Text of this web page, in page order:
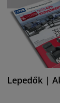
Lepedők |